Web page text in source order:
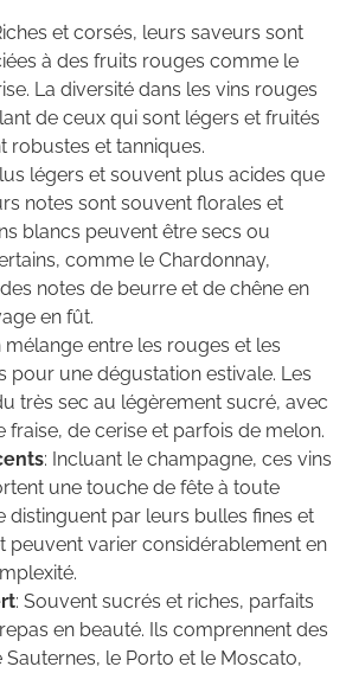
et corsés, leurs saveurs sont
à des fruits rouges comme le
La diversité dans les vins rouges
de ceux qui sont légers et fruités
robustes et tanniques.
légers et souvent plus acides que
notes sont souvent florales et
blancs peuvent être secs ou
comme le Chardonnay,
notes de beurre et de chêne en
en fût.
mélange entre les rouges et les
pour une dégustation estivale. Les
très sec au légèrement sucré, avec
fraise, de cerise et parfois de melon.
: Incluant le champagne, ces vins
une touche de fête à toute
distinguent par leurs bulles fines et
peuvent varier considérablement en
: Souvent sucrés et riches, parfaits
en beauté. Ils comprennent des
le Porto et le Moscato,